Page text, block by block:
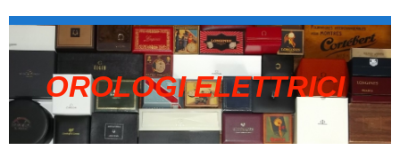
OROLOGI ELETTRICI